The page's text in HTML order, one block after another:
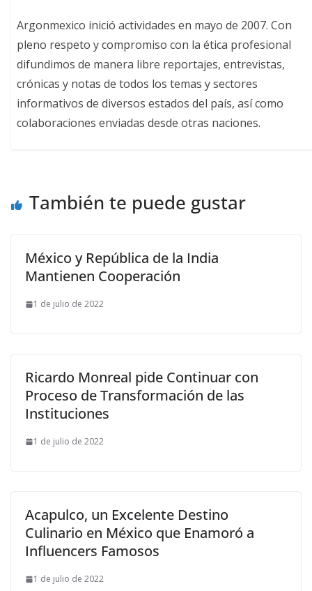
Argonmexico inició actividades en mayo de 2007. Con
pleno respeto y compromiso con la ética profesional
difundimos de manera libre reportajes, entrevistas,
crónicas y notas de todos los temas y sectores
informativos de diversos estados del país, así como
colaboraciones enviadas desde otras naciones.
También te puede gustar
México y República de la India
Mantienen Cooperación
1 de julio de 2022
Ricardo Monreal pide Continuar con
Proceso de Transformación de las
Instituciones
1 de julio de 2022
Acapulco, un Excelente Destino
Culinario en México que Enamoró a
Influencers Famosos
1 de julio de 2022